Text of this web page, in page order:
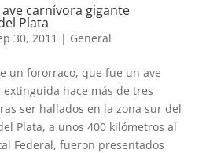
carnívora gigante
Plata
30, 2011 | General
un fororraco, que fue un ave
hace más de tres
ser hallados en la zona sur del
Plata, a unos 400 kilómetros al
Federal, fueron presentados